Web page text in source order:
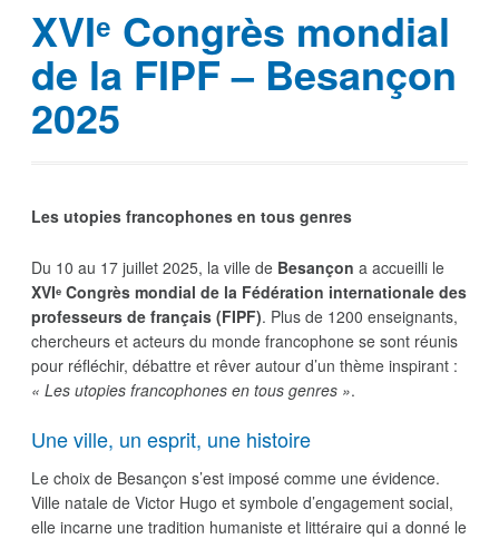
XVIᵉ Congrès mondial
de la FIPF – Besançon
2025
Les utopies francophones en tous genres
Du 10 au 17 juillet 2025, la ville de Besançon a accueilli le
XVIᵉ Congrès mondial de la Fédération internationale des
professeurs de français (FIPF). Plus de 1200 enseignants,
chercheurs et acteurs du monde francophone se sont réunis
pour réfléchir, débattre et rêver autour d’un thème inspirant :
« Les utopies francophones en tous genres ».
Une ville, un esprit, une histoire
Le choix de Besançon s’est imposé comme une évidence.
Ville natale de Victor Hugo et symbole d’engagement social,
elle incarne une tradition humaniste et littéraire qui a donné le